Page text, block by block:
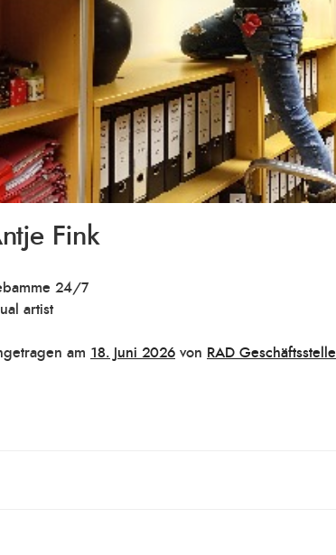
Fink
24/7
artist
am Veröffentlicht
18. Juni 2026 von RAD Geschäftsstelle